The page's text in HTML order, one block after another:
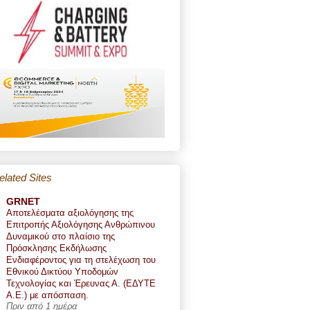
Sites
GRNET
Αποτελέσματα αξιολόγησης της
Επιτροπής Αξιολόγησης Ανθρώπινου
Δυναμικού στο πλαίσιο της
Πρόσκλησης Εκδήλωσης
Ενδιαφέροντος για τη στελέχωση του
Εθνικού Δικτύου Υποδομών
Τεχνολογίας και Έρευνας Α. (ΕΔΥΤΕ
Α.Ε.) με απόσπαση.
Πριν από 1 ημέρα